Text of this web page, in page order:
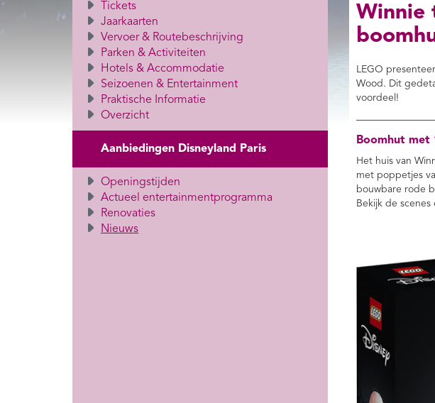
Tickets
Jaarkaarten
Vervoer & Routebeschrijving
Parken & Activiteiten
Hotels & Accommodatie
Seizoenen & Entertainment
Praktische Informatie
Overzicht
Aanbiedingen Disneyland Paris
Openingstijden
Actueel entertainmentprogramma
Renovaties
Nieuws
Winnie
LEGO
Wood. Dit
voordeel!
Boomhut met
Het huis van
met poppetjes
bouwbare rode
Bekijk de